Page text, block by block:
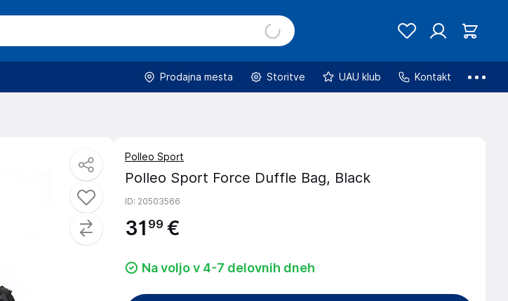
Prodajna mesta Storitve UAU klub Kontakt
Polleo Sport
Polleo Sport Force Duffle Bag, Black
ID: 20503566
31 99 €
Na voljo v 4-7 delovnih dneh